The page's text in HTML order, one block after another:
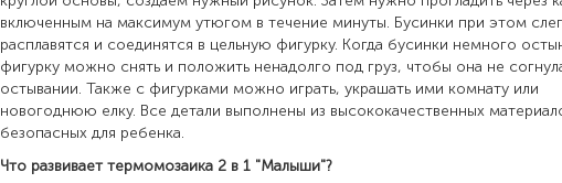
включенным на максимум утюгом в течение минуты. Бусинки при этом
расплавятся и соединятся в цельную фигурку. Когда бусинки немного
фигурку можно снять и положить ненадолго под груз, чтобы она не
остывании. Также с фигурками можно играть, украшать ими комнату или
новогоднюю елку. Все детали выполнены из высококачественных
безопасных для ребенка.
Что развивает термомозаика 2 в 1 "Малыши"?